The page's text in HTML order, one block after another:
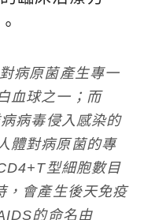
病原菌產生專一
血球之一；而
病毒侵入感染的
體對病原菌的專
型細胞數目
，會產生後天免疫
的命名由